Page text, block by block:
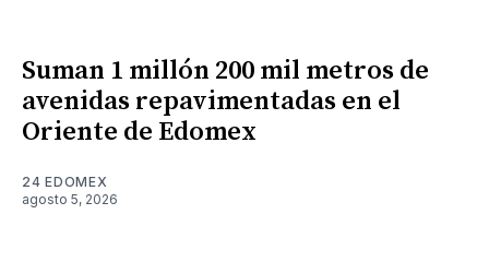
Suman 1 millón 200 mil metros de
avenidas repavimentadas en el
Oriente de Edomex
24 EDOMEX
agosto 5, 2026